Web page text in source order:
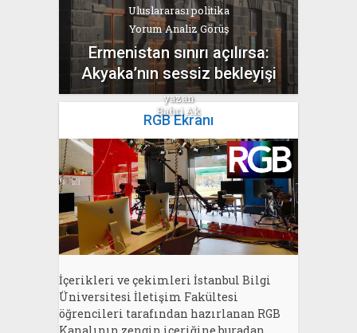
Uluslararası politika
Yorum Analiz Görüş
Ermenistan sınırı açılırsa:
Akyaka’nın sessiz bekleyişi
yazan
Bahri Ak
RGB Ekranı
İçerikleri ve çekimleri İstanbul Bilgi
Üniversitesi İletişim Fakültesi
öğrencileri tarafından hazırlanan RGB